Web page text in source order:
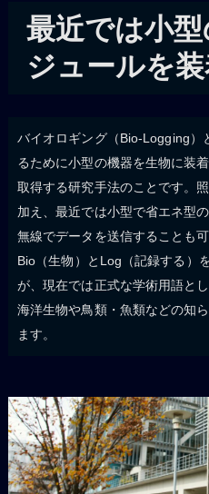
最近では小
ジュールを
バイオロギング（Bio-Logging）
るために小型の機器を生物に装
取得する研究手法のことです。
加え、最近では小型で省エネ型
無線でデータを送信することも
Bio（生物）とLog（記録する）
が、現在では正式な学術用語と
海洋生物や鳥類・魚類などの知
ます。